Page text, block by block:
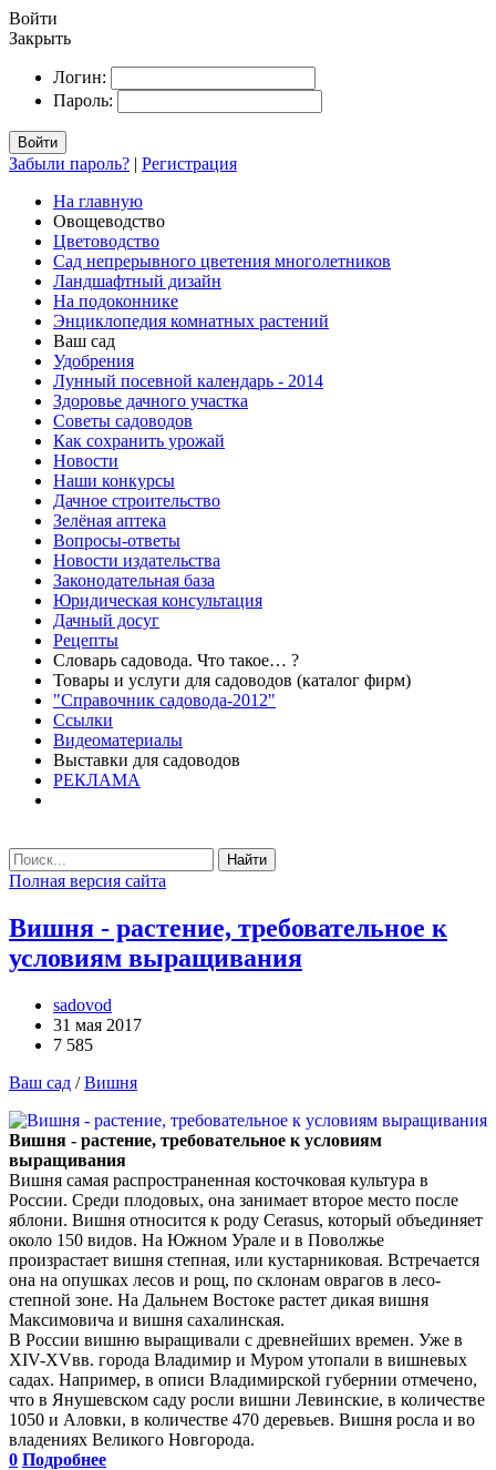
Войти
Закрыть
Логин:
Пароль:
Войти
Забыли пароль? | Регистрация
На главную
Овощеводство
Цветоводство
Сад непрерывного цветения многолетников
Ландшафтный дизайн
На подоконнике
Энциклопедия комнатных растений
Ваш сад
Удобрения
Лунный посевной календарь - 2014
Здоровье дачного участка
Советы садоводов
Как сохранить урожай
Новости
Наши конкурсы
Дачное строительство
Зелёная аптека
Вопросы-ответы
Новости издательства
Законодательная база
Юридическая консультация
Дачный досуг
Рецепты
Словарь садовода. Что такое… ?
Товары и услуги для садоводов (каталог фирм)
"Справочник садовода-2012"
Ссылки
Видеоматериалы
Выставки для садоводов
РЕКЛАМА
Найти
Полная версия сайта
Вишня - растение, требовательное к
условиям выращивания
sadovod
31 мая 2017
7 585
Ваш сад /Вишня
Вишня - растение, требовательное к условиям
выращивания
Вишня самая распространенная косточковая культура в
России. Среди плодовых, она занимает второе место после
яблони. Вишня относится к роду Cerasus, который объединяет
около 150 видов. На Южном Урале и в Поволжье
произрастает вишня степная, или кустарниковая. Встречается
она на опушках лесов и рощ, по склонам оврагов в лесо-
степной зоне. На Дальнем Востоке растет дикая вишня
Максимовича и вишня сахалинская.
В России вишню выращивали с древнейших времен. Уже в
ХIV-ХVвв. города Владимир и Муром утопали в вишневых
садах. Например, в описи Владимирской губернии отмечено,
что в Янушевском саду росли вишни Левинские, в количестве
1050 и Аловки, в количестве 470 деревьев. Вишня росла и во
владениях Великого Новгорода.
0 Подробнее